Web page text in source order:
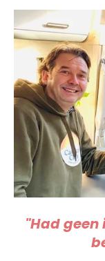
"Had geen